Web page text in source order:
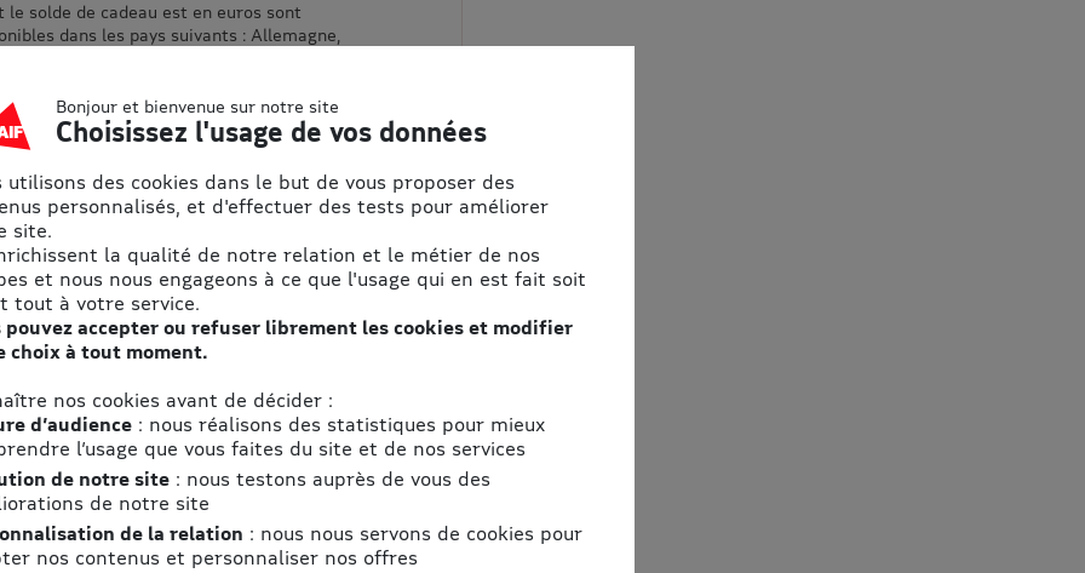
le solde de cadeau est en euros sont
dans les pays suivants : Allemagne,
Chypre, Croatie, Espagne, Estonie,
Hongrie, Irlande, Italie, Lettonie, Lituanie,
Pays-Bas, Pologne, Portugal, République
Slovaquie et Slovénie.
compte Twitch valide pour utiliser cette
:
twitch.tv
cadeau
des
quotidien
avec les promotions :
Bonjour et bienvenue sur notre site
Choisissez l'usage de vos données
utilisons des cookies dans le but de vous proposer des
personnalisés, et d'effectuer des tests pour améliorer
site.
la qualité de notre relation et le métier de nos
et nous nous engageons à ce que l'usage qui en est fait soit
tout à votre service.
pouvez accepter ou refuser librement les cookies et modifier
choix à tout moment.
nos cookies avant de décider :
d’audience : nous réalisons des statistiques pour mieux
l’usage que vous faites du site et de nos services
de notre site : nous testons auprès de vous des
de notre site
de la relation : nous nous servons de cookies pour
nos contenus et personnaliser nos offres